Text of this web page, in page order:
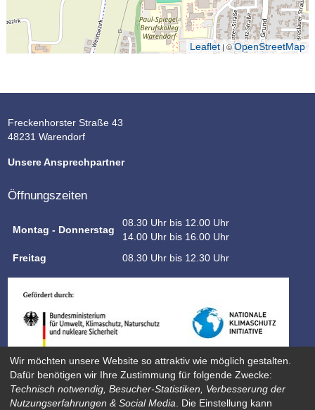
Leaflet| ©OpenStreetMap
Freckenhorster Straße 43
48231 Warendorf
Unsere Ansprechpartner
Öffnungszeiten
Montag - Donnerstag
08.30 Uhr bis 12.00 Uhr
14.00 Uhr bis 16.00 Uhr
Freitag
08.30 Uhr bis 12.30 Uhr
Wir möchten unsere Website so attraktiv wie möglich gestalten.
Dafür benötigen wir Ihre Zustimmung für folgende Zwecke:
Technisch notwendig, Besucher-Statistiken, Verbesserung der
Nutzungserfahrungen & Social Media . Die Einstellung kann